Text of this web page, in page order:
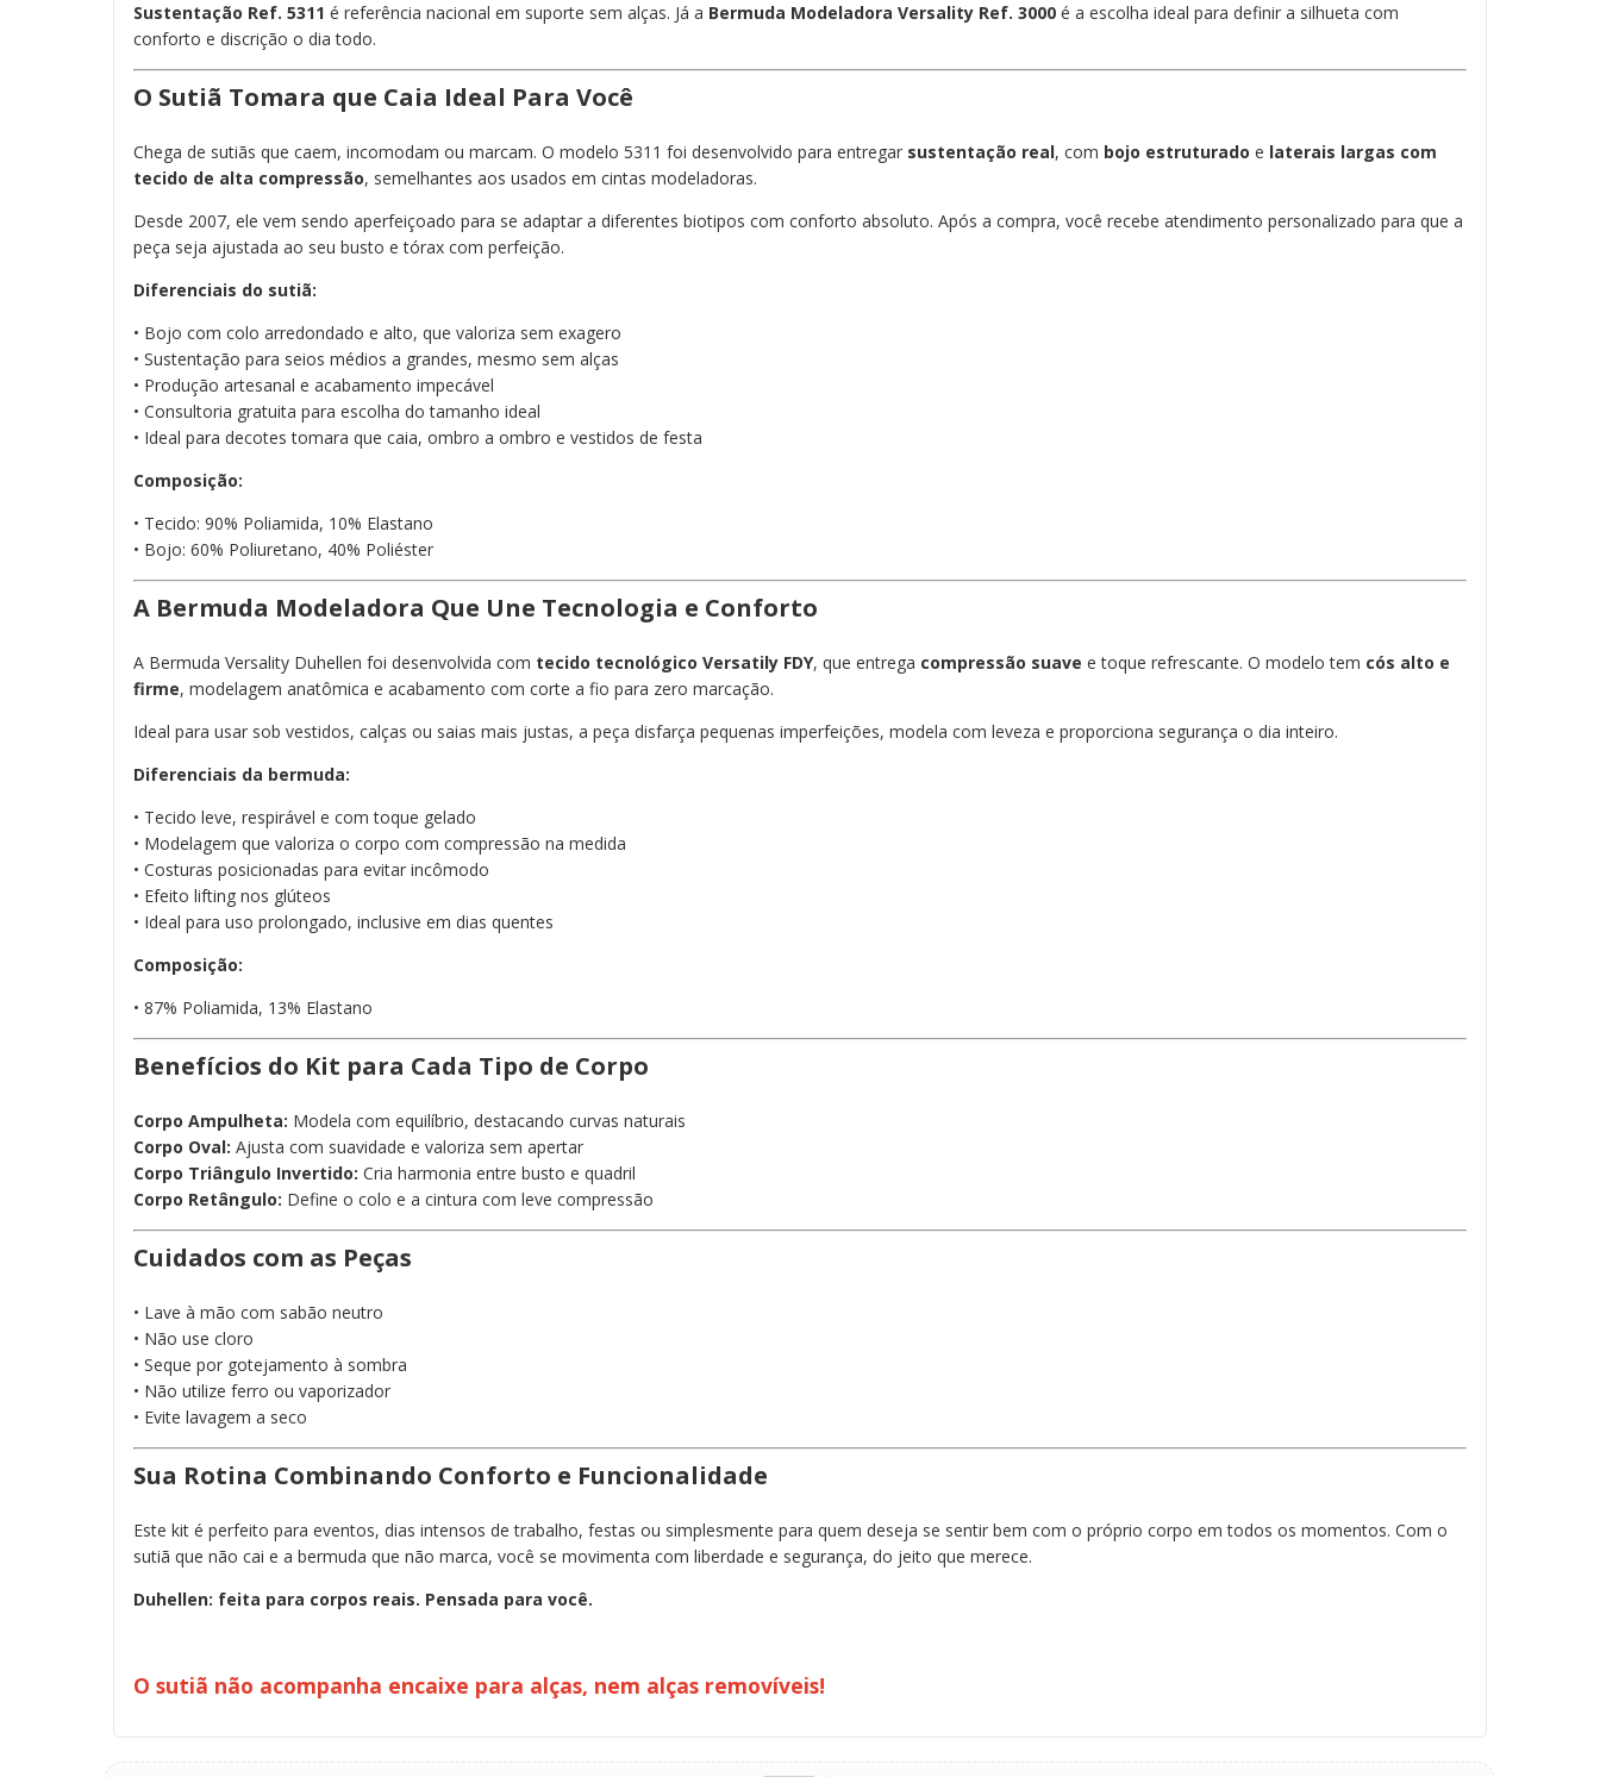
Sustentação Ref. 5311 é referência nacional em suporte sem alças. Já a Bermuda Modeladora Versality Ref. 3000 é a escolha ideal para definir a silhueta com
conforto e discrição o dia todo.
O Sutiã Tomara que Caia Ideal Para Você
Chega de sutiãs que caem, incomodam ou marcam. O modelo 5311 foi desenvolvido para entregar sustentação real, com bojo estruturado e laterais largas com
tecido de alta compressão, semelhantes aos usados em cintas modeladoras.
Desde 2007, ele vem sendo aperfeiçoado para se adaptar a diferentes biotipos com conforto absoluto. Após a compra, você recebe atendimento personalizado para que a
peça seja ajustada ao seu busto e tórax com perfeição.
Diferenciais do sutiã:
• Bojo com colo arredondado e alto, que valoriza sem exagero
• Sustentação para seios médios a grandes, mesmo sem alças
• Produção artesanal e acabamento impecável
• Consultoria gratuita para escolha do tamanho ideal
• Ideal para decotes tomara que caia, ombro a ombro e vestidos de festa
Composição:
• Tecido: 90% Poliamida, 10% Elastano
• Bojo: 60% Poliuretano, 40% Poliéster
A Bermuda Modeladora Que Une Tecnologia e Conforto
A Bermuda Versality Duhellen foi desenvolvida com tecido tecnológico Versatily FDY, que entrega compressão suave e toque refrescante. O modelo tem cós alto e
firme, modelagem anatômica e acabamento com corte a fio para zero marcação.
Ideal para usar sob vestidos, calças ou saias mais justas, a peça disfarça pequenas imperfeições, modela com leveza e proporciona segurança o dia inteiro.
Diferenciais da bermuda:
• Tecido leve, respirável e com toque gelado
• Modelagem que valoriza o corpo com compressão na medida
• Costuras posicionadas para evitar incômodo
• Efeito lifting nos glúteos
• Ideal para uso prolongado, inclusive em dias quentes
Composição:
• 87% Poliamida, 13% Elastano
Benefícios do Kit para Cada Tipo de Corpo
Corpo Ampulheta: Modela com equilíbrio, destacando curvas naturais
Corpo Oval: Ajusta com suavidade e valoriza sem apertar
Corpo Triângulo Invertido: Cria harmonia entre busto e quadril
Corpo Retângulo: Define o colo e a cintura com leve compressão
Cuidados com as Peças
• Lave à mão com sabão neutro
• Não use cloro
• Seque por gotejamento à sombra
• Não utilize ferro ou vaporizador
• Evite lavagem a seco
Sua Rotina Combinando Conforto e Funcionalidade
Este kit é perfeito para eventos, dias intensos de trabalho, festas ou simplesmente para quem deseja se sentir bem com o próprio corpo em todos os momentos. Com o
sutiã que não cai e a bermuda que não marca, você se movimenta com liberdade e segurança, do jeito que merece.
Duhellen: feita para corpos reais. Pensada para você.
O sutiã não acompanha encaixe para alças, nem alças removíveis!